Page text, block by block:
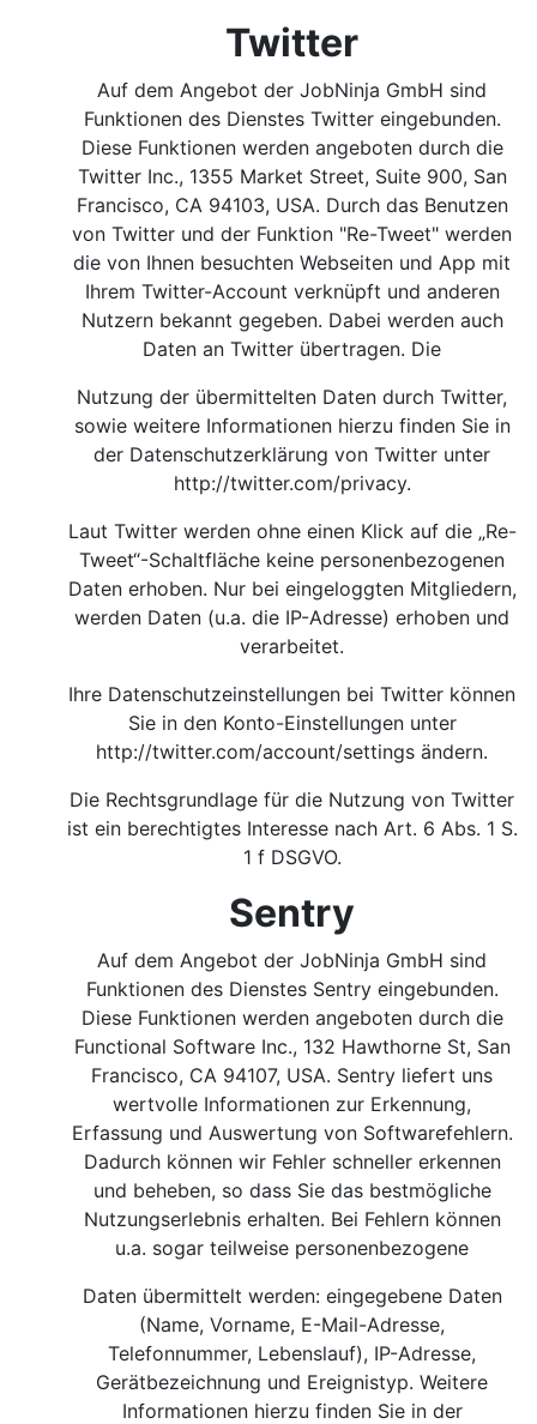
Twitter
Auf dem Angebot der JobNinja GmbH sind
Funktionen des Dienstes Twitter eingebunden.
Diese Funktionen werden angeboten durch die
Twitter Inc., 1355 Market Street, Suite 900, San
Francisco, CA 94103, USA. Durch das Benutzen
von Twitter und der Funktion "Re-Tweet" werden
die von Ihnen besuchten Webseiten und App mit
Ihrem Twitter-Account verknüpft und anderen
Nutzern bekannt gegeben. Dabei werden auch
Daten an Twitter übertragen. Die
Nutzung der übermittelten Daten durch Twitter,
sowie weitere Informationen hierzu finden Sie in
der Datenschutzerklärung von Twitter unter
http://twitter.com/privacy.
Laut Twitter werden ohne einen Klick auf die „Re-
Tweet“-Schaltfläche keine personenbezogenen
Daten erhoben. Nur bei eingeloggten Mitgliedern,
werden Daten (u.a. die IP-Adresse) erhoben und
verarbeitet.
Ihre Datenschutzeinstellungen bei Twitter können
Sie in den Konto-Einstellungen unter
http://twitter.com/account/settingsändern.
Die Rechtsgrundlage für die Nutzung von Twitter
ist ein berechtigtes Interesse nach Art. 6 Abs. 1 S.
1 f DSGVO.
Sentry
Auf dem Angebot der JobNinja GmbH sind
Funktionen des Dienstes Sentry eingebunden.
Diese Funktionen werden angeboten durch die
Functional Software Inc., 132 Hawthorne St, San
Francisco, CA 94107, USA. Sentry liefert uns
wertvolle Informationen zur Erkennung,
Erfassung und Auswertung von Softwarefehlern.
Dadurch können wir Fehler schneller erkennen
und beheben, so dass Sie das bestmögliche
Nutzungserlebnis erhalten. Bei Fehlern können
u.a. sogar teilweise personenbezogene
Daten übermittelt werden: eingegebene Daten
(Name, Vorname, E-Mail-Adresse,
Telefonnummer, Lebenslauf), IP-Adresse,
Gerätbezeichnung und Ereignistyp. Weitere
Informationen hierzu finden Sie in der